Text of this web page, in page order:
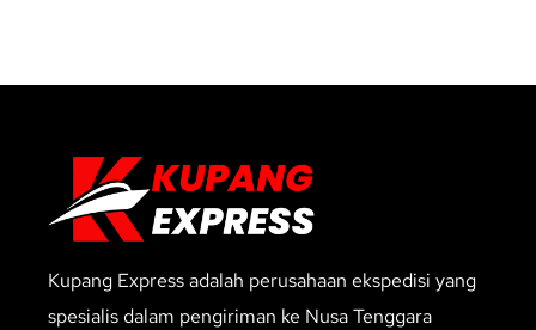
Kupang Express adalah perusahaan ekspedisi yang
spesialis dalam pengiriman ke Nusa Tenggara